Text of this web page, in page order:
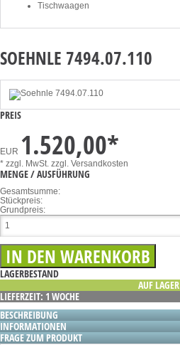
Tischwaagen
SOEHNLE 7494.07.110
PREIS
EUR 1.520,00*
* zzgl. MwSt. zzgl. Versandkosten
MENGE / AUSFÜHRUNG
Gesamtsumme:
Stückpreis:
Grundpreis:
LAGERBESTAND
AUF LAGER
LIEFERZEIT: 1 WOCHE
BESCHREIBUNG
INFORMATIONEN
FRAGE ZUM PRODUKT